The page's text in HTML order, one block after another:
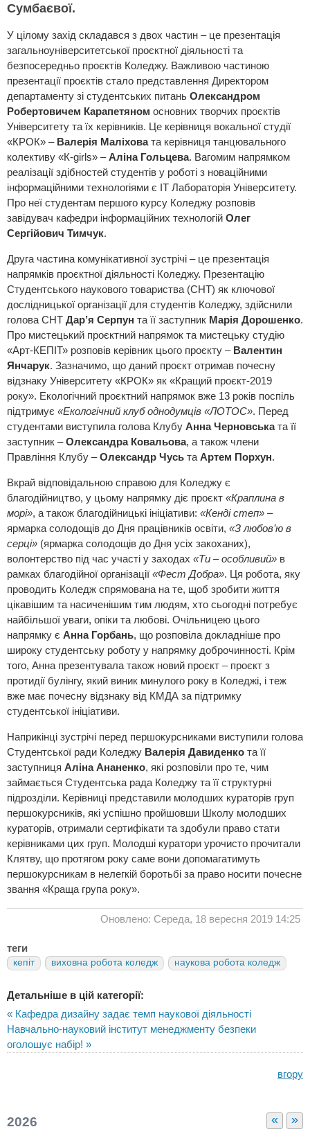
Сумбаєвої.
У цілому захід складався з двох частин – це презентація
загальноуніверситетської проєктної діяльності та
безпосередньо проєктів Коледжу. Важливою частиною
презентації проєктів стало представлення Директором
департаменту зі студентських питань Олександром
Робертовичем Карапетяном основних творчих проєктів
Університету та їх керівників. Це керівниця вокальної студії
«КРОК» – Валерія Маліховата керівниця танцювального
колективу «К-girls» –Аліна Гольцева. Вагомим напрямком
реалізації здібностей студентів у роботі з новаційними
інформаційними технологіями є IT Лабораторія Університету.
Про неї студентам першого курсу Коледжу розповів
завідувач кафедри інформаційних технологій Олег
Сергійович Тимчук.
Друга частина комунікативної зустрічі – це презентація
напрямків проєктної діяльності Коледжу. Презентацію
Студентського наукового товариства (СНТ) як ключової
дослідницької організації для студентів Коледжу, здійснили
голова СНТ Дар’я Серпун та її заступник Марія Дорошенко.
Про мистецький проєктний напрямок та мистецьку студію
«Арт-КЕПІТ» розповів керівник цього проєкту – Валентин
Янчарук. Зазначимо, що даний проєкт отримав почесну
відзнаку Університету «КРОК» як «Кращий проєкт-2019
року». Екологічний проєктний напрямок вже 13 років поспіль
підтримує «Екологічний клуб однодумців «ЛОТОС». Перед
студентами виступила голова Клубу Анна Черновськата її
заступник –Олександра Ковальова, а також члени
Правління Клубу –Олександр Чусь та Артем Порхун.
Вкрай відповідальною справою для Коледжу є
благодійництво, у цьому напрямку діє проєкт «Краплина в
морі», а також благодійницькі ініціативи: «Кенді степ» –
ярмарка солодощів до Дня працівників освіти, «З любов’ю в
серці» (ярмарка солодощів до Дня усіх закоханих),
волонтерство під час участі у заходах «Ти – особливий» в
рамках благодійної організації «Фест Добра». Ця робота, яку
проводить Коледж спрямована на те, щоб зробити життя
цікавішим та насиченішим тим людям, хто сьогодні потребує
найбільшої уваги, опіки та любові. Очільницею цього
напрямку є Анна Горбань, що розповіла докладніше про
широку студентську роботу у напрямку доброчинності. Крім
того, Анна презентувала також новий проєкт – проєкт з
протидії булінгу, який виник минулого року в Коледжі, і теж
вже має почесну відзнаку від КМДА за підтримку
студентської ініціативи.
Наприкінці зустрічі перед першокурсниками виступили голова
Студентської ради Коледжу Валерія Давиденко та її
заступниця Аліна Ананенко, які розповіли про те, чим
займається Студентська рада Коледжу та її структурні
підрозділи. Керівниці представили молодших кураторів груп
першокурсників, які успішно пройшовши Школу молодших
кураторів, отримали сертифікати та здобули право стати
керівниками цих груп. Молодші куратори урочисто прочитали
Клятву, що протягом року саме вони допомагатимуть
першокурсникам в нелегкій боротьбі за право носити почесне
звання «Краща група року».
Оновлено: Середа, 18 вересня 2019 14:25
теги
кепіт виховна робота коледж наукова робота коледж
Детальніше в цій категорії:
« Кафедра дизайну задає темп наукової діяльності
Навчально-науковий інститут менеджменту безпеки
оголошує набір! »
вгору
« »
2026